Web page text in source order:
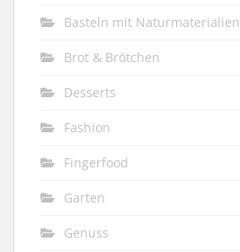
Basteln mit Naturmaterialien
Brot & Brötchen
Desserts
Fashion
Fingerfood
Garten
Genuss